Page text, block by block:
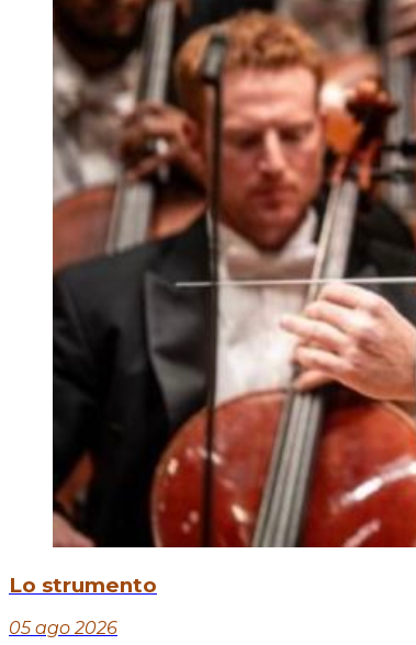
Lo strumento
05 ago 2026